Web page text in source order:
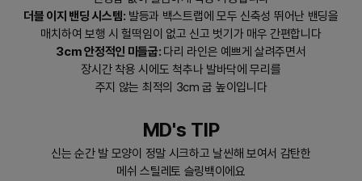
더블 이지 밴딩 시스템: 발등과 백스트랩에 모두 신축성 뛰어난 밴딩을
매치하여 보행 시 헐떡임이 없고 신고 벗기가 매우 간편합니다
3cm 안정적인 미들굽: 다리 라인은 예쁘게 살려주면서
장시간 착용 시에도 척추나 발바닥에 무리를
주지 않는 최적의 3cm 굽 높이입니다
MD's TIP
신는 순간 발 모양이 정말 시크하고 날씬해 보여서 감탄한
메쉬 스틸레토 슬링백이에요